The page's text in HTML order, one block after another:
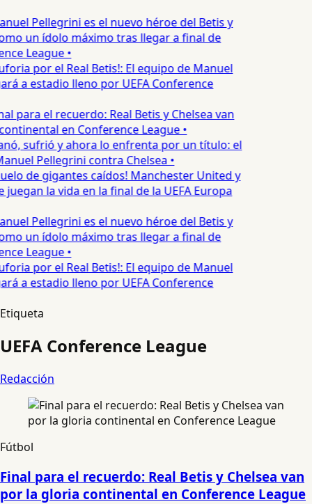
Pellegrini es el nuevo héroe del Betis y
un ídolo máximo tras llegar a final de
League •
por el Real Betis!: El equipo de Manuel
a estadio lleno por UEFA Conference
para el recuerdo: Real Betis y Chelsea van
en Conference League •
sufrió y ahora lo enfrenta por un título: el
Pellegrini contra Chelsea •
de gigantes caídos! Manchester United y
la vida en la final de la UEFA Europa
Pellegrini es el nuevo héroe del Betis y
un ídolo máximo tras llegar a final de
League •
por el Real Betis!: El equipo de Manuel
a estadio lleno por UEFA Conference
Etiqueta
UEFA Conference League
Redacción
Fútbol
Final para el recuerdo: Real Betis y Chelsea van
por la gloria continental en Conference League